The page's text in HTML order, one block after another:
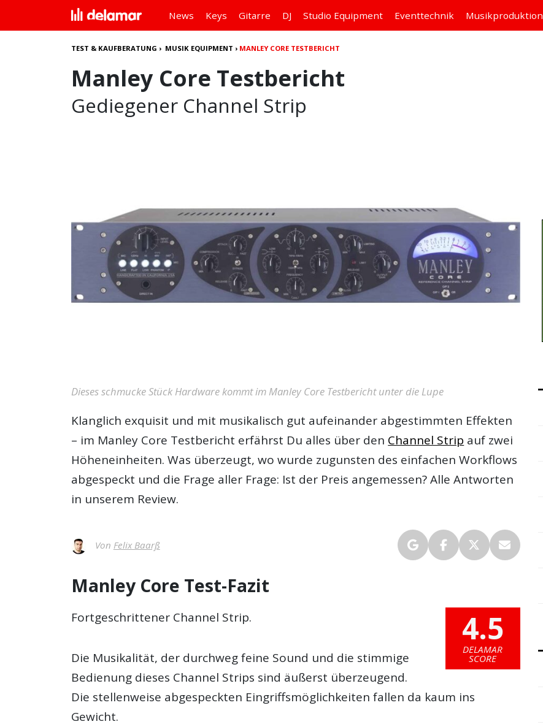
News Keys Gitarre DJ Studio Equipment Eventtechnik Musikproduktion
TEST & KAUFBERATUNG › MUSIK EQUIPMENT › MANLEY CORE TESTBERICHT
Manley Core Testbericht
Gediegener Channel Strip
Dieses schmucke Stück Hardware kommt im Manley Core Testbericht unter die Lupe
Klanglich exquisit und mit musikalisch gut aufeinander abgestimmten Effekten
– im Manley Core Testbericht erfährst Du alles über den Channel Strip auf zwei
Höheneinheiten. Was überzeugt, wo wurde zugunsten des einfachen Workflows
abgespeckt und die Frage aller Frage: Ist der Preis angemessen? Alle Antworten
in unserem Review.
Von Felix Baarß
Manley Core Test-Fazit
4.5
DELAMAR
SCORE
Fortgeschrittener Channel Strip.
Die Musikalität, der durchweg feine Sound und die stimmige
Bedienung dieses Channel Strips sind äußerst überzeugend.
Die stellenweise abgespeckten Eingriffsmöglichkeiten fallen da kaum ins
Gewicht.